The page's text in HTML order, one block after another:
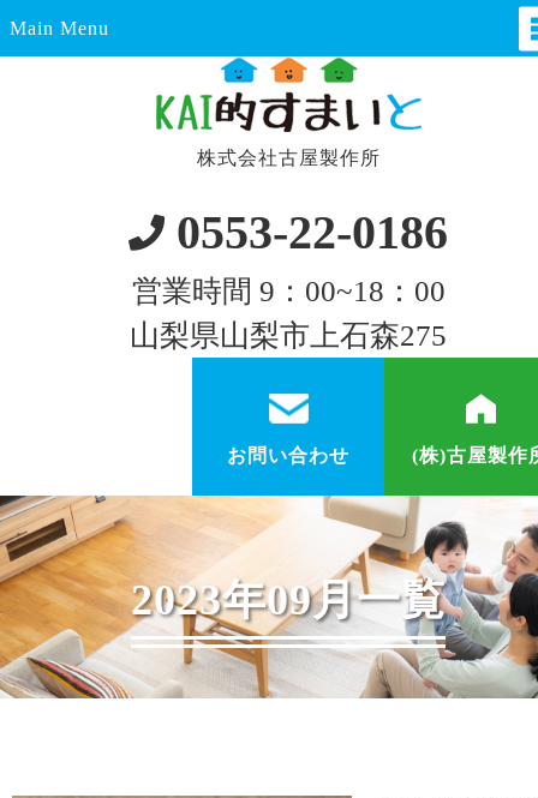
Main Menu
株式会社古屋製作所
0553-22-0186
営業時間 9：00~18：00
山梨県山梨市上石森275
(株)古屋製作
お問い合わせ
2023年09月一覧